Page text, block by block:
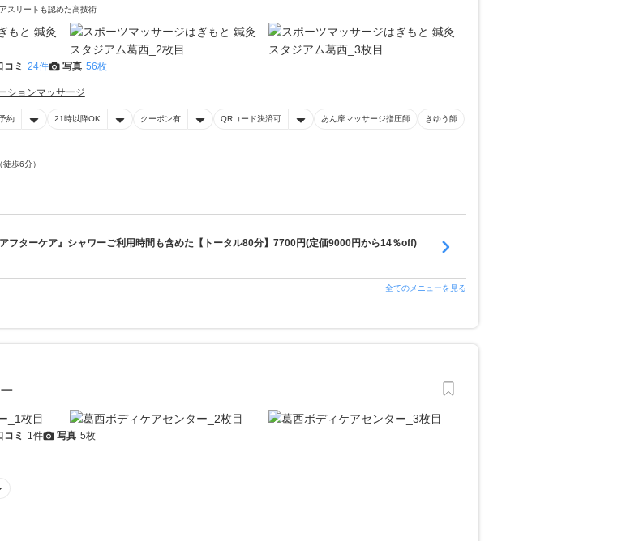
スリートも認めた高技術
コミ 24件 写真 56枚
ションマッサージ
約 21時以降OK クーポン有 QRコード決済可 あん摩マッサージ指圧師 きゆう師
歩6分）
アフターケア』シャワーご利用時間も含めた【トータル80分】7700円(定価9000円から14％off)
全てのメニューを見る
コミ 1件 写真 5枚